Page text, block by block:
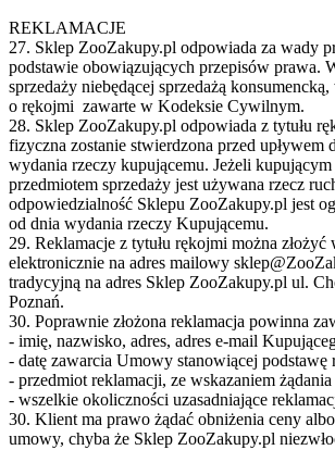
REKLAMACJE
27. Sklep ZooZakupy.pl odpowiada za wady
podstawie obowiązujących przepisów prawa.
sprzedaży niebędącej sprzedażą
o rękojmi zawarte w Kodeksie Cywilnym.
28. Sklep ZooZakupy.pl odpowiada z tytułu
fizyczna zostanie stwierdzona przed upływem
wydania rzeczy kupującemu. Jeżeli kupującym
przedmiotem sprzedaży jest używana rzecz
odpowiedzialność Sklepu ZooZakupy.pl jest
od dnia wydania rzeczy Kupującemu.
29. Reklamacje z tytułu rękojmi można złożyć
elektronicznie na adres mailowy
tradycyjną na adres Sklep ZooZakupy.pl ul.
Poznań.
30. Poprawnie złożona reklamacja powinna
- imię, nazwisko, adres, adres e-mail
- datę zawarcia Umowy stanowiącej podstawę
- przedmiot reklamacji, ze wskazaniem
- wszelkie okoliczności uzasadniające
30. Klient ma prawo żądać obniżenia ceny
umowy, chyba że Sklep ZooZakupy.pl